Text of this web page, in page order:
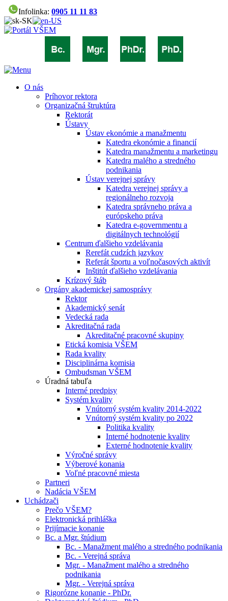
Infolinka: 0905 11 11 83
O nás
Príhovor rektora
Organizačná štruktúra
Rektorát
Ústavy
Ústav ekonómie a manažmentu
Katedra ekonómie a financií
Katedra manažmentu a marketingu
Katedra malého a stredného
podnikania
Ústav verejnej správy
Katedra verejnej správy a
regionálneho rozvoja
Katedra správneho práva a
európskeho práva
Katedra e-governmentu a
digitálnych technológií
Centrum ďalšieho vzdelávania
Rerefát cudzích jazykov
Referát športu a voľnočasových aktivít
Inštitút ďalšieho vzdelávania
Krízový štáb
Orgány akademickej samosprávy
Rektor
Akademický senát
Vedecká rada
Akreditačná rada
Akreditačné pracovné skupiny
Etická komisia VŠEM
Rada kvality
Disciplinárna komisia
Ombudsman VŠEM
Úradná tabuľa
Interné predpisy
Systém kvality
Vnútorný systém kvality 2014-2022
Vnútorný systém kvality po 2022
Politika kvality
Interné hodnotenie kvality
Externé hodnotenie kvality
Výročné správy
Výberové konania
Voľné pracovné miesta
Partneri
Nadácia VŠEM
Uchádzači
Prečo VŠEM?
Elektronická prihláška
Prijímacie konanie
Bc. a Mgr. štúdium
Bc. - Manažment malého a stredného podnikania
Bc. - Verejná správa
Mgr. - Manažment malého a stredného
podnikania
Mgr. - Verejná správa
Rigorózne konanie - PhDr.